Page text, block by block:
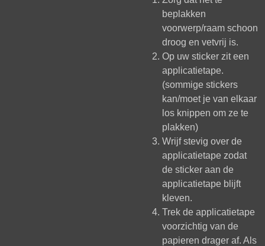
beplakken
voorwerp/raam schoon
droog en vetvrij is.
Op uw sticker zit een
applicatietape.
(sommige stickers
kan/moet je van elkaar
los knippen om ze te
plakken)
Wrijf stevig over de
applicatietape zodat
de sticker aan de
applicatietape blijft
kleven.
Trek de applicatietape
voorzichtig van de
papieren drager af. Als